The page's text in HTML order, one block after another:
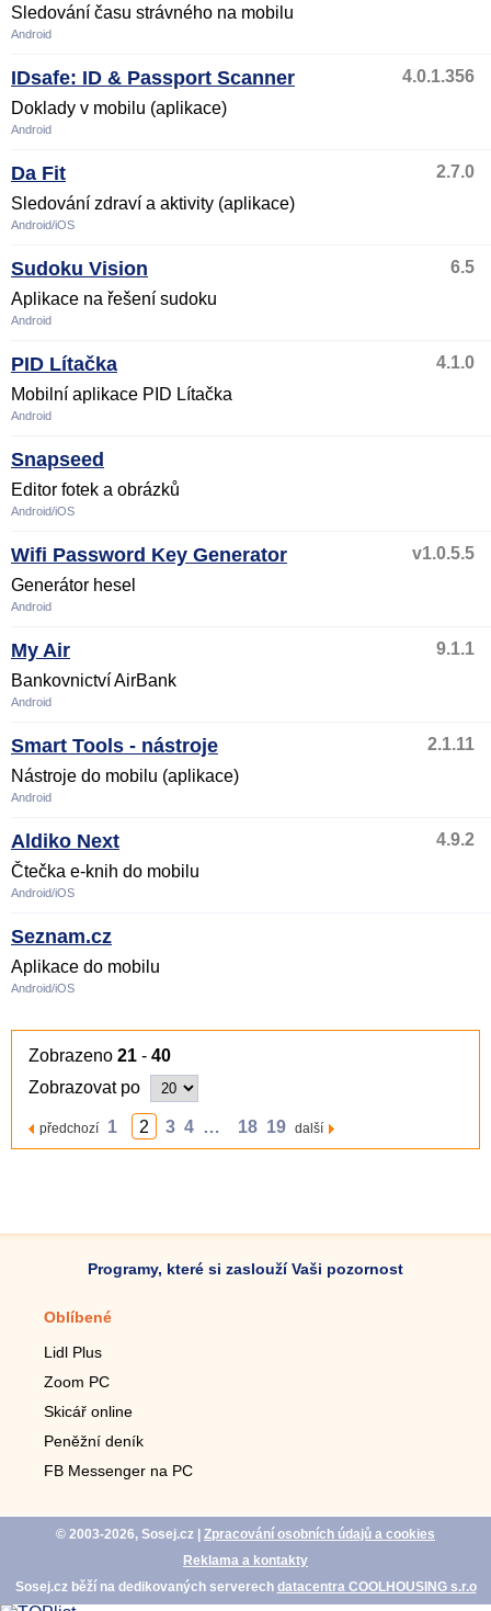
Sledování času strávného na mobilu
Android
IDsafe: ID & Passport Scanner
4.0.1.356
Doklady v mobilu (aplikace)
Android
Da Fit
2.7.0
Sledování zdraví a aktivity (aplikace)
Android/iOS
Sudoku Vision
6.5
Aplikace na řešení sudoku
Android
PID Lítačka
4.1.0
Mobilní aplikace PID Lítačka
Android
Snapseed
Editor fotek a obrázků
Android/iOS
Wifi Password Key Generator
v1.0.5.5
Generátor hesel
Android
My Air
9.1.1
Bankovnictví AirBank
Android
Smart Tools - nástroje
2.1.11
Nástroje do mobilu (aplikace)
Android
Aldiko Next
4.9.2
Čtečka e-knih do mobilu
Android/iOS
Seznam.cz
Aplikace do mobilu
Android/iOS
Zobrazeno 21 - 40
Zobrazovat po
předchozí 1 2 3 4 … 18 19 další
Programy, které si zaslouží Vaši pozornost
Oblíbené
Lidl Plus
Zoom PC
Skicář online
Peněžní deník
FB Messenger na PC
© 2003-2026, Sosej.cz
Zpracování osobních údajů a cookies
Reklama a kontakty
Sosej.cz běží na dedikovaných serverech datacentra COOLHOUSING s.r.o